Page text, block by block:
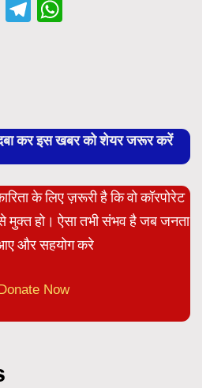
Messenger
Telegram
कर इस खबर को शेयर जरूर करें
के लिए ज़रूरी है कि वो कॉरपोरेट
मुक्त हो। ऐसा तभी संभव है जब जनता
और सहयोग करे
Donate Now